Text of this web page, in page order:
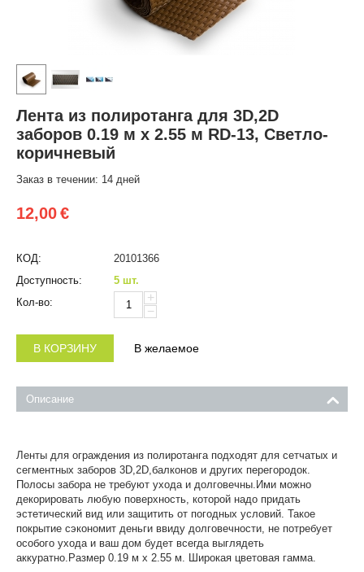
Лента из полиротанга для 3D,2D
заборов 0.19 м х 2.55 м RD-13, Светло-
коричневый
Заказ в течении: 14 дней
12,00€
КОД:
20101366
Доступность:
5 шт.
Кол-во:
+
−
В КОРЗИНУ В желаемое
Описание
Ленты для ограждения из полиротанга подходят для сетчатых и
сегментных заборов 3D,2D,балконов и других перегородок.
Полосы забора не требуют ухода и долговечны.Ими можно
декорировать любую поверхность, которой надо придать
эстетический вид или защитить от погодных условий. Такое
покрытие сэкономит деньги ввиду долговечности, не потребует
особого ухода и ваш дом будет всегда выглядеть
аккуратно.Размер 0.19 м x 2.55 м. Широкая цветовая гамма.